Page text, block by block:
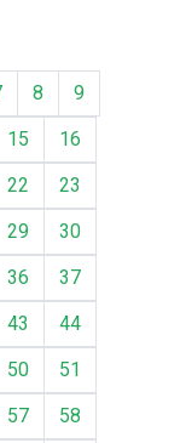
8
9
15
16
22
23
29
30
36
37
43
44
50
51
57
58